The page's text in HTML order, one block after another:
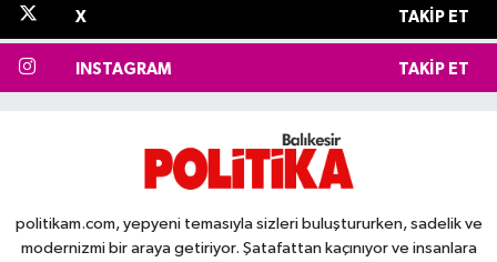
X TAKIP ET
INSTAGRAM TAKIP ET
politikam.com, yepyeni temasıyla sizleri buluştururken, sadelik ve
modernizmi bir araya getiriyor. Şatafattan kaçınıyor ve insanlara